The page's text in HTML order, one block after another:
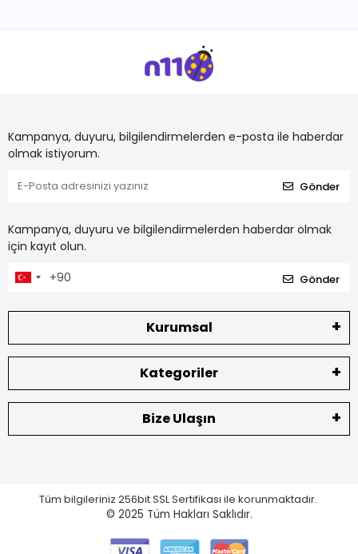
Kampanya, duyuru, bilgilendirmelerden e-posta ile haberdar
olmak istiyorum.
Gönder
Kampanya, duyuru ve bilgilendirmelerden haberdar olmak
için kayıt olun.
Gönder
Kurumsal
Kategoriler
Bize Ulaşın
Tüm bilgileriniz 256bit SSL Sertifikası ile korunmaktadır.
© 2025 Tüm Hakları Saklıdır.